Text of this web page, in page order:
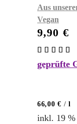
Aus
Vegan
9,90 €
5.00
geprüfte
66,00€ /l
inkl. 19